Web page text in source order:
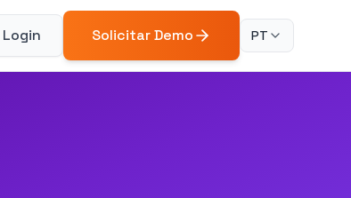
Login Solicitar Demo PT